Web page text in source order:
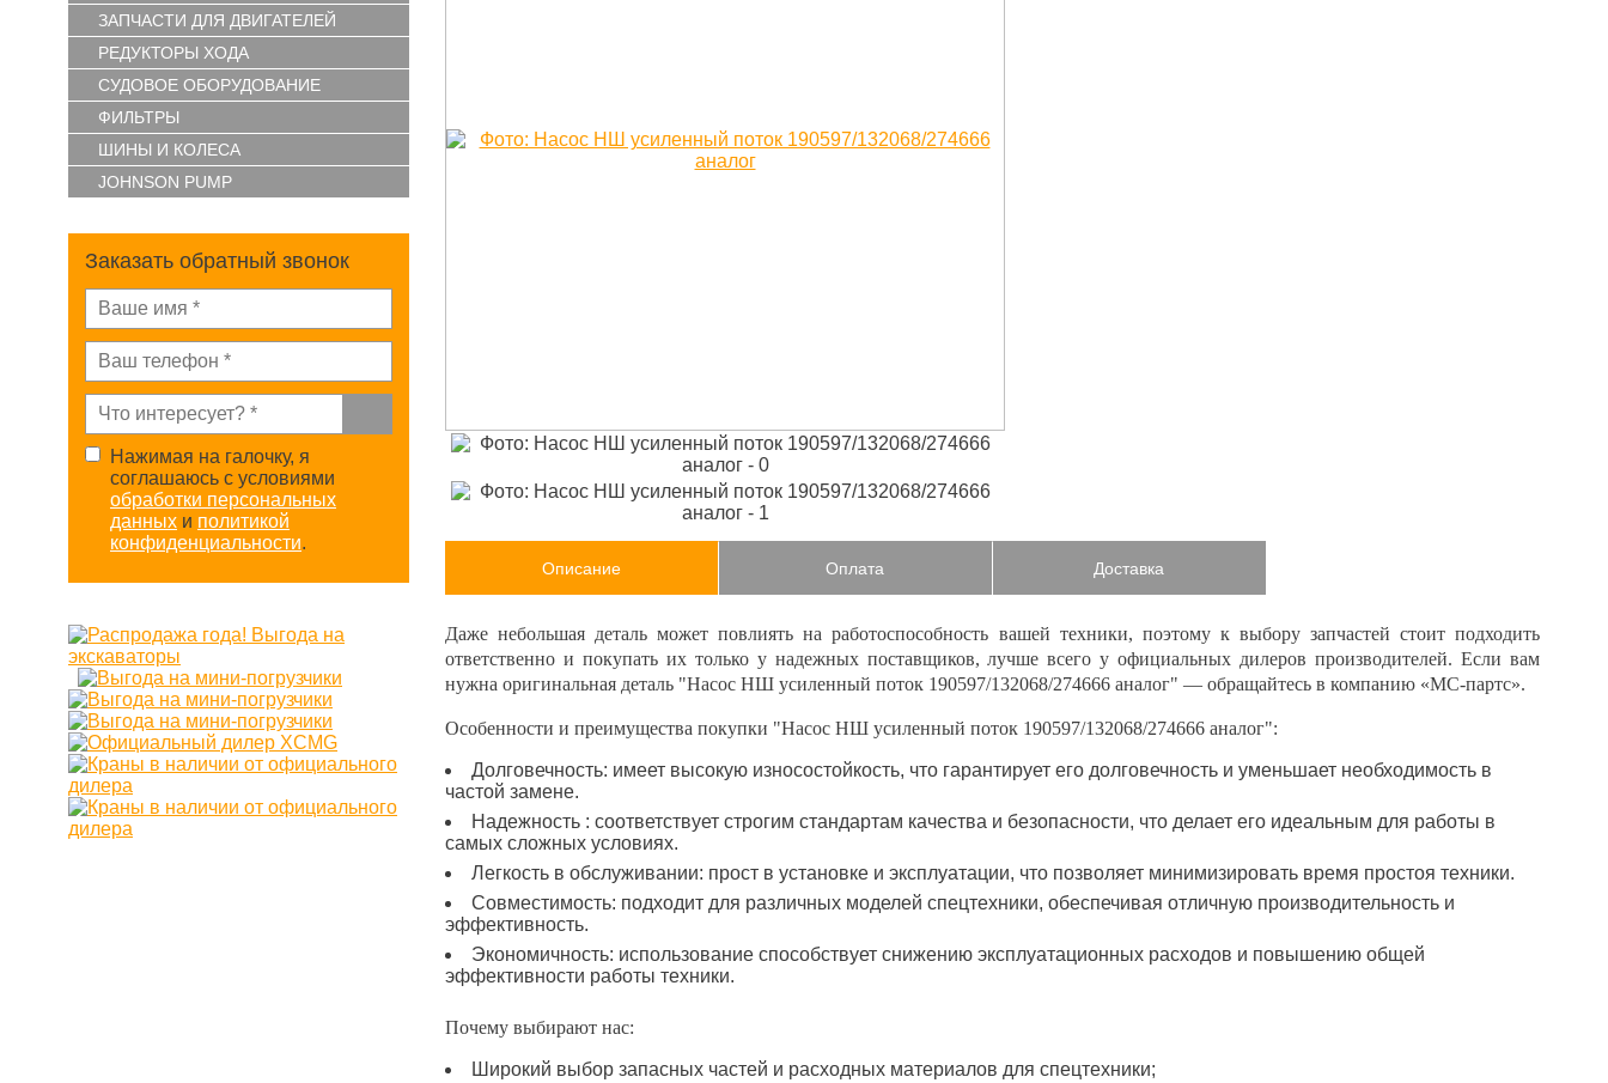
ЗАПЧАСТИ ДЛЯ ДВИГАТЕЛЕЙ
РЕДУКТОРЫ ХОДА
СУДОВОЕ ОБОРУДОВАНИЕ
ФИЛЬТРЫ
ШИНЫ И КОЛЕСА
JOHNSON PUMP
Заказать обратный звонок
Нажимая на галочку, я
соглашаюсь с условиями
обработки персональных
данных и политикой
конфиденциальности.
Описание Оплата Доставка
Даже небольшая деталь может повлиять на работоспособность вашей техники, поэтому к выбору запчастей стоит подходить
ответственно и покупать их только у надежных поставщиков, лучше всего у официальных дилеров производителей. Если вам
нужна оригинальная деталь "Насос НШ усиленный поток 190597/132068/274666 аналог" — обращайтесь в компанию «МС-партс».
Особенности и преимущества покупки "Насос НШ усиленный поток 190597/132068/274666 аналог":
Долговечность: имеет высокую износостойкость, что гарантирует его долговечность и уменьшает необходимость в
частой замене.
Надежность : соответствует строгим стандартам качества и безопасности, что делает его идеальным для работы в
самых сложных условиях.
Легкость в обслуживании: прост в установке и эксплуатации, что позволяет минимизировать время простоя техники.
Совместимость: подходит для различных моделей спецтехники, обеспечивая отличную производительность и
эффективность.
Экономичность: использование способствует снижению эксплуатационных расходов и повышению общей
эффективности работы техники.
Почему выбирают нас:
Широкий выбор запасных частей и расходных материалов для спецтехники;